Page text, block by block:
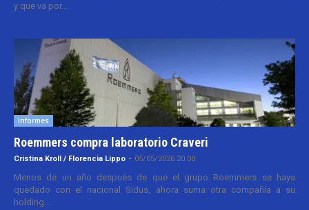
y que va por...
Informes
Roemmers compra laboratorio Craveri
Cristina Kroll / Florencia Lippo - 05/05/2026 20:00
Menos de un año después de que el grupo Roemmers se haya
quedado con el nacional Sidus, ahora suma otra compañía a su
holding....